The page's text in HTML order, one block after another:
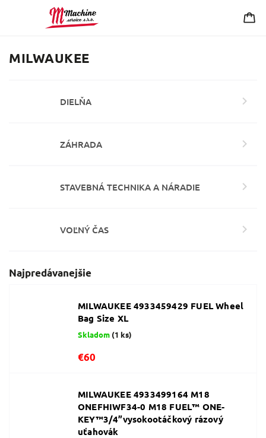
MILWAUKEE
DIELŇA
ZÁHRADA
STAVEBNÁ TECHNIKA A NÁRADIE
VOĽNÝ ČAS
Najpredávanejšie
MILWAUKEE 4933459429 FUEL Wheel
Bag Size XL
Skladom (1 ks)
€60
MILWAUKEE 4933499164 M18
ONEFHIWF34-0 M18 FUEL™ ONE-
KEY™3/4”vysokootáčkový rázový
uťahovák